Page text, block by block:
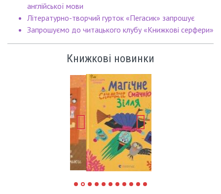
англійської мови
Літературно-творчий гурток «Пегасик» запрошує
Запрошуємо до читацького клубу «Книжкові серфери»
Книжкові новинки